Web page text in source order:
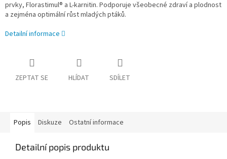
prvky, Florastimul® a L-karnitin. Podporuje všeobecné zdraví a plodnost
a zejména optimální růst mladých ptáků.
Detailní informace
ZEPTAT SE HLÍDAT SDÍLET
Popis Diskuze Ostatní informace
Detailní popis produktu